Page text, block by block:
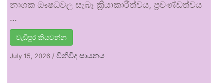
නාශක ඖෂධවල සැබෑ ක්‍රියාකාරීත්වය, ප්‍රචණ්ඩත්වය
…
වැඩිපුර කියවන්න
July 15, 2026 / විනිවිද සායනය